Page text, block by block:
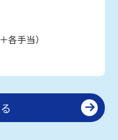
各手当）